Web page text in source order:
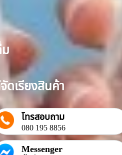
ม
ดเรียงสินค้า
โทรสอบถาม
080 195 8856
Messenger